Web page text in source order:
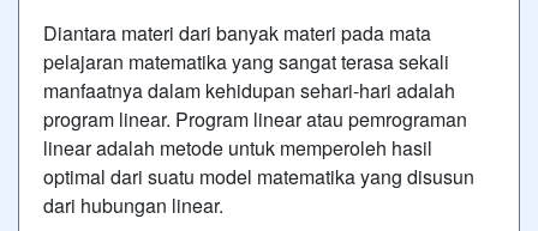
Diantara materi dari banyak materi pada mata
pelajaran matematika yang sangat terasa sekali
manfaatnya dalam kehidupan sehari-hari adalah
program linear. Program linear atau pemrograman
linear adalah metode untuk memperoleh hasil
optimal dari suatu model matematika yang disusun
dari hubungan linear.